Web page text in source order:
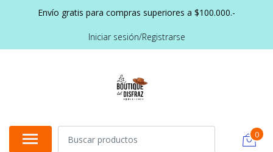
Envío gratis para compras superiores a $100.000.-
Iniciar sesión/Registrarse
0